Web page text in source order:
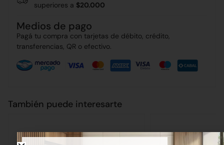
superiores a $20.000
Medios de pago
Pagá tu compra con tarjetas de débito, crédito,
transferencias, QR o efectivo.
También puede interesarte